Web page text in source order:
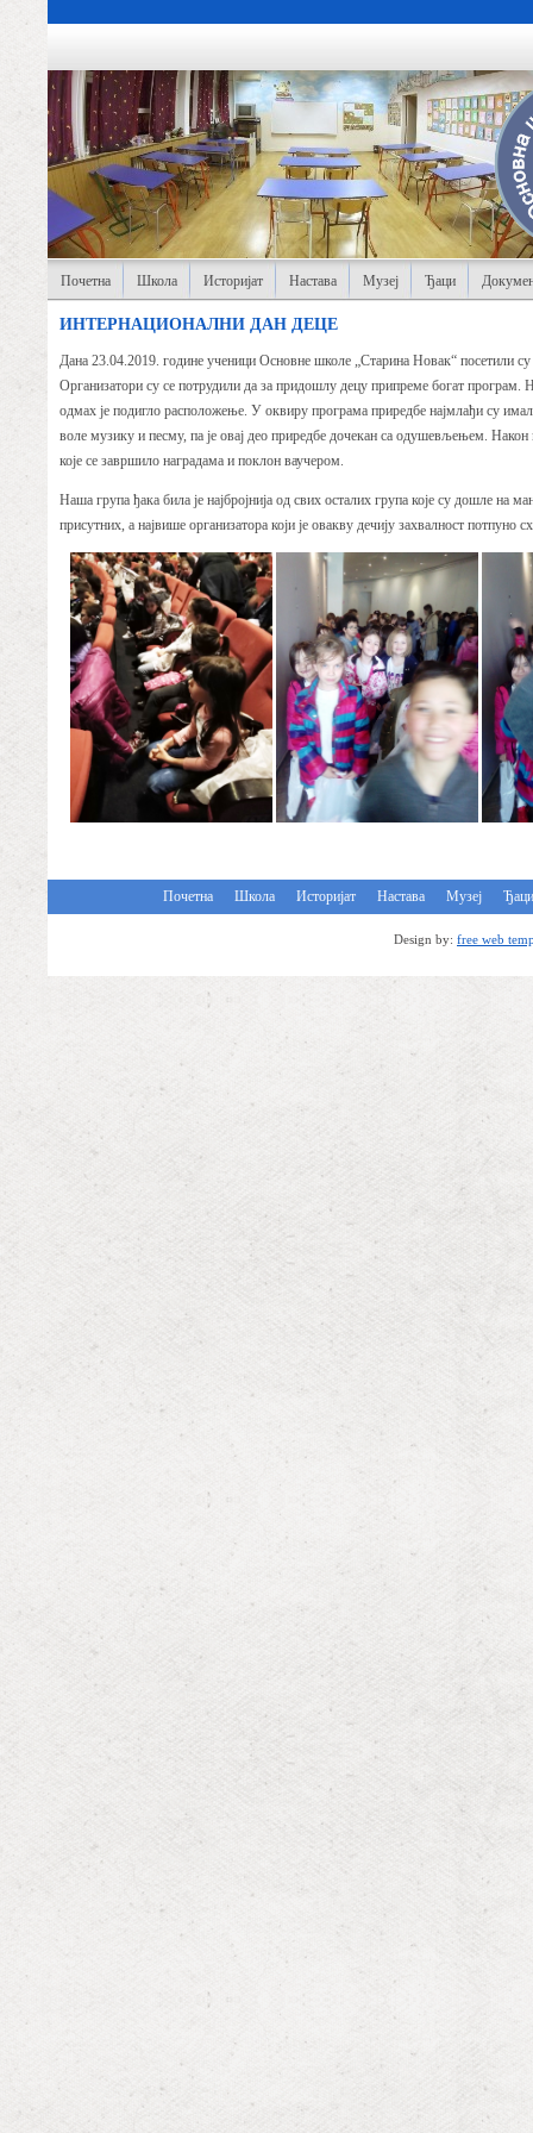
Почетна Школа Историјат Настава Музеј Ђаци
ИНТЕРНАЦИОНАЛНИ ДАН ДЕЦЕ
Дана 23.04.2019. године ученици Основне школе „Старина Новак“ посетили
Организатори су се потрудили да за придошлу децу припреме богат програм.
одмах је подигло расположење. У оквиру програма приредбе најмлађи су
воле музику и песму, па је овај део приредбе дочекан са одушевљењем.
које се завршило наградама и поклон ваучером.
Наша група ђака била је најбројнија од свих осталих група које су дошле
присутних, а највише организатора који је овакву дечију захвалност
Почетна Школа Историјат Настава Музеј Ђаци
Design by: free web